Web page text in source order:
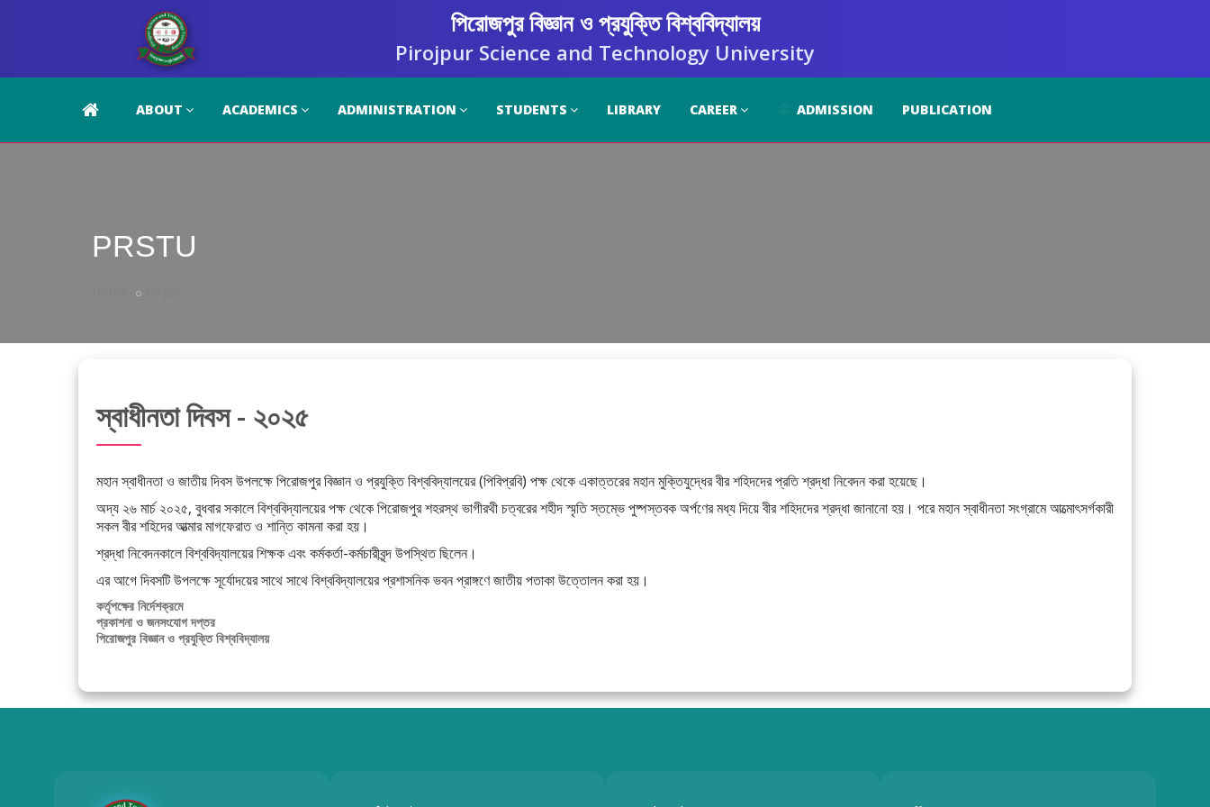
পিরোজপুর বিজ্ঞান ও প্রযুক্তি বিশ্ববিদ্যালয়
Pirojpur Science and Technology University
ABOUT ACADEMICS ADMINISTRATION STUDENTS LIBRARY CAREER ADMISSION PUBLICATION
PRSTU
স্বাধীনতা দিবস - ২০২৫
মহান স্বাধীনতা ও জাতীয় দিবস উপলক্ষে পিরোজপুর বিজ্ঞান ও প্রযুক্তি বিশ্ববিদ্যালয়ের (পিবিপ্রবি) পক্ষ থেকে একাত্তরের মহান মুক্তিযুদ্ধের বীর শহিদদের প্রতি শ্রদ্ধা নিবেদন করা হয়েছে।
অদ্য ২৬ মার্চ ২০২৫, বুধবার সকালে বিশ্ববিদ্যালয়ের পক্ষ থেকে পিরোজপুর শহরস্থ ভাগীরথী চত্বরের শহীদ স্মৃতি স্তম্ভে পুষ্পস্তবক অর্পণের মধ্য দিয়ে বীর শহিদদের শ্রদ্ধা জানানো হয়। পরে মহান স্বাধীনতা সংগ্রামে আত্মোৎসর্গকারী
সকল বীর শহিদের আত্মার মাগফেরাত ও শান্তি কামনা করা হয়।
শ্রদ্ধা নিবেদনকালে বিশ্ববিদ্যালয়ের শিক্ষক এবং কর্মকর্তা-কর্মচারীবৃন্দ উপস্থিত ছিলেন।
এর আগে দিবসটি উপলক্ষে সূর্যোদয়ের সাথে সাথে বিশ্ববিদ্যালয়ের প্রশাসনিক ভবন প্রাঙ্গণে জাতীয় পতাকা উত্তোলন করা হয়।
কর্তৃপক্ষের নির্দেশক্রমে
প্রকাশনা ও জনসংযোগ দপ্তর
পিরোজপুর বিজ্ঞান ও প্রযুক্তি বিশ্ববিদ্যালয়